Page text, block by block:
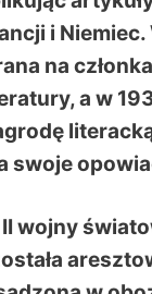
i
na
a w
swoje
wojny